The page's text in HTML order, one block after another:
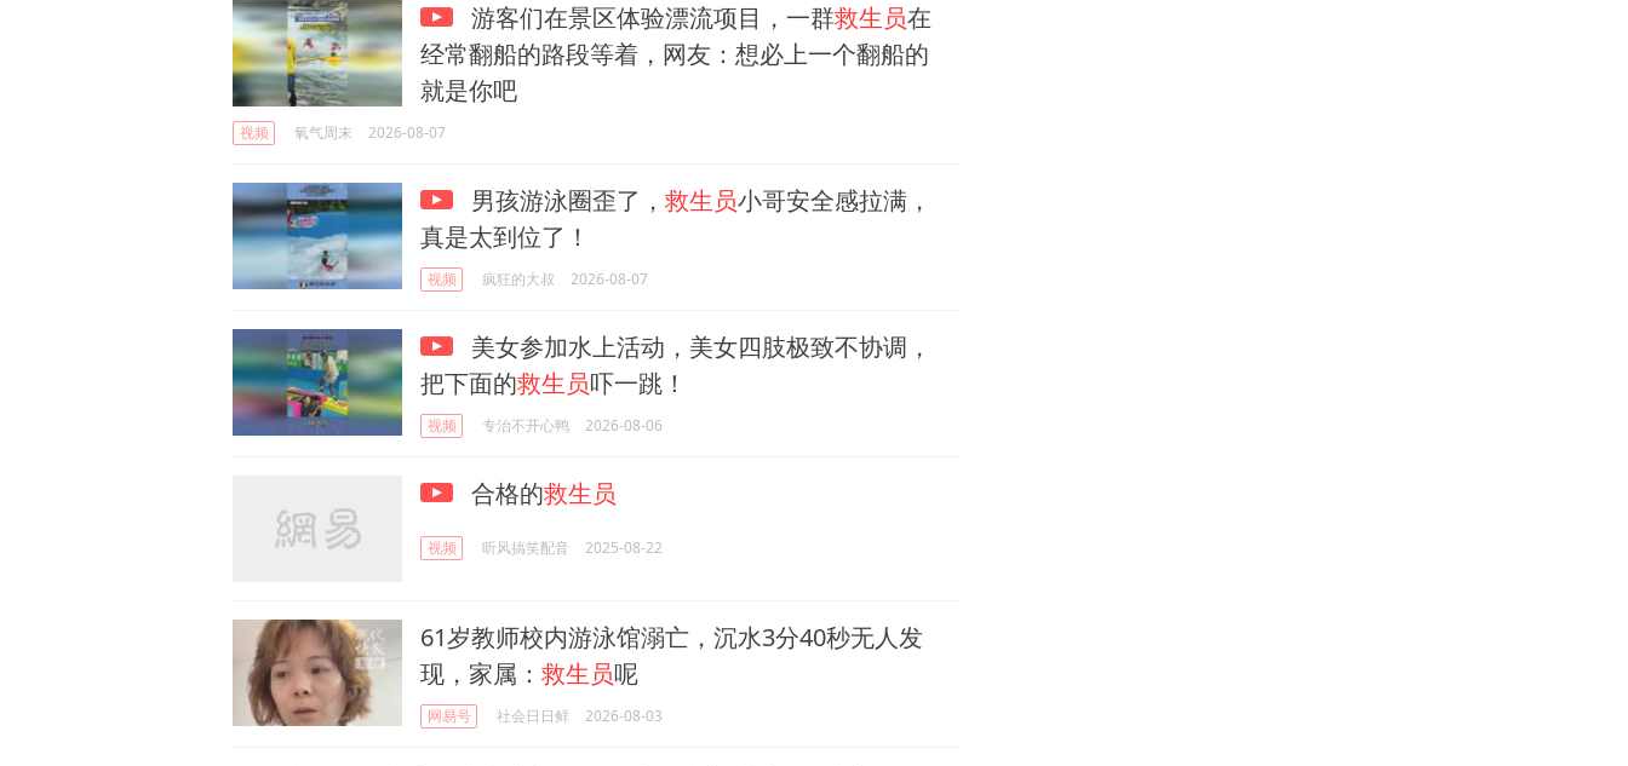
游客们在景区体验漂流项目，一群救生员在
经常翻船的路段等着，网友：想必上一个翻船的
就是你吧
视频 氧气周末 2026-08-07
男孩游泳圈歪了， 救生员小哥安全感拉满，
真是太到位了！
视频 疯狂的大叔 2026-08-07
美女参加水上活动，美女四肢极致不协调，
把下面的救生员吓一跳！
视频 专治不开心鸭 2026-08-06
合格的救生员
视频 听风搞笑配音 2025-08-22
61岁教师校内游泳馆溺亡，沉水3分40秒无人发
现，家属： 救生员呢
网易号 社会日日鲜 2026-08-03